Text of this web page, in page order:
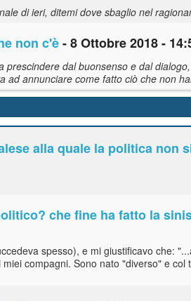
di ieri, ditemi dove sbaglio nel
non c'è- 8 Ottobre 2018 -
prescindere dal buonsenso e dal
ad annunciare come fatto ciò che non
alla quale la politica non
che fine ha fatto la
spesso), e mi giustificavo che:
compagni. Sono nato "diverso" e